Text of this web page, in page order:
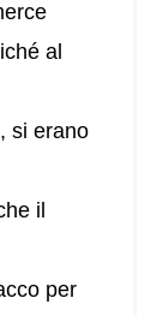
al
si erano
il
per